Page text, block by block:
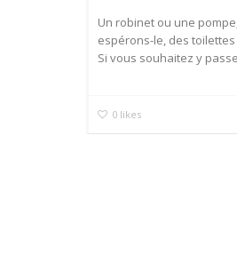
Un robinet ou une
espérons-le, des toilettes
Si vous souhaitez y
0 likes